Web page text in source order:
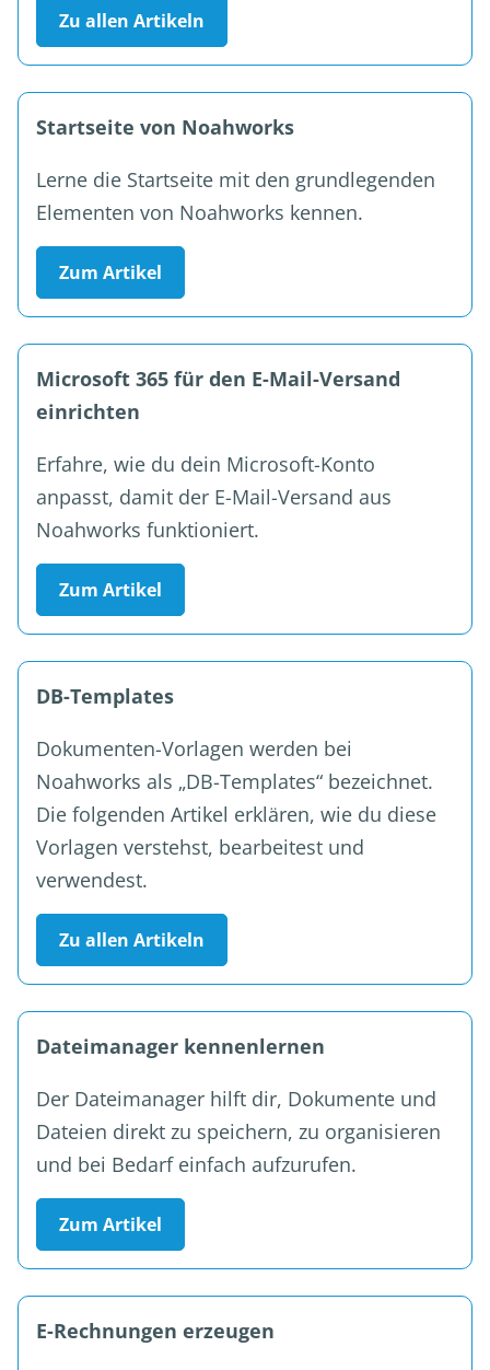
Zu allen Artikeln
Startseite von Noahworks
Lerne die Startseite mit den grundlegenden
Elementen von Noahworks kennen.
Zum Artikel
Microsoft 365 für den E-Mail-Versand
einrichten
Erfahre, wie du dein Microsoft-Konto
anpasst, damit der E-Mail-Versand aus
Noahworks funktioniert.
Zum Artikel
DB-Templates
Dokumenten-Vorlagen werden bei
Noahworks als „DB-Templates“ bezeichnet.
Die folgenden Artikel erklären, wie du diese
Vorlagen verstehst, bearbeitest und
verwendest.
Zu allen Artikeln
Dateimanager kennenlernen
Der Dateimanager hilft dir, Dokumente und
Dateien direkt zu speichern, zu organisieren
und bei Bedarf einfach aufzurufen.
Zum Artikel
E-Rechnungen erzeugen